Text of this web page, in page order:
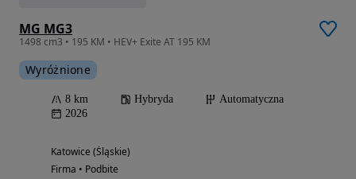
MG MG3
1498 cm3 • 195 KM • HEV+ Exite AT 195 KM
Wyróżnione
8 km Hybryda
Automatyczna
2026
Katowice (Śląskie)
Firma • Podbite